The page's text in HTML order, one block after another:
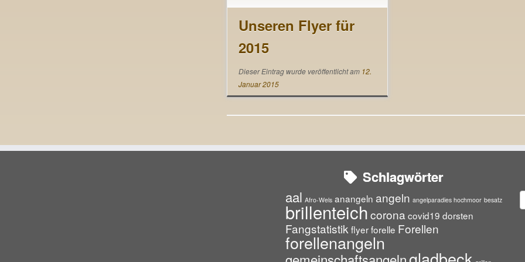
Flyer für 2015 mit allen wichtigen
Infos und Terminen. Solltet ihr noch
fragen haben, schreibt uns einfach
eine Email oder schreibt uns auf
Facebook
Unseren Flyer für
2015
Dieser Eintrag wurde veröffentlicht am 12.
Januar 2015
Schlagwörter
aal Afro-Wels anangeln angeln angelparadies hochmoor besatz
brillenteichcorona covid19 dorsten
Fangstatistik flyerforelle Forellen
forellenangeln